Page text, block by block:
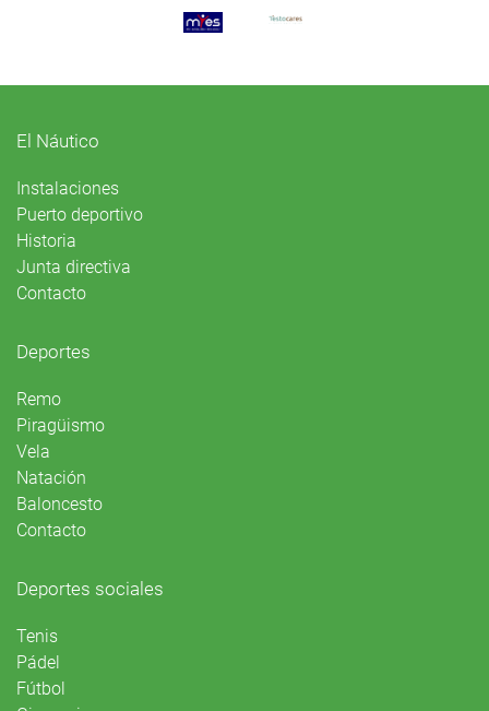
El Náutico
Instalaciones
Puerto deportivo
Historia
Junta directiva
Contacto
Deportes
Remo
Piragüismo
Vela
Natación
Baloncesto
Contacto
Deportes sociales
Tenis
Pádel
Fútbol